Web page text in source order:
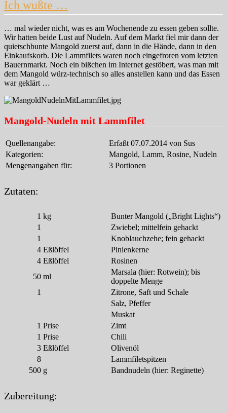
Ich wußte …
… mal wieder nicht, was es am Wochenende zu essen geben sollte.
Wir hatten beide Lust auf Nudeln. Auf dem Markt fiel mir dann der
quietschbunte Mangold zuerst auf, dann in die Hände, dann in den
Einkaufskorb. Die Lammfilets waren noch eingefroren vom letzten
Bauernmarkt. Noch ein bißchen im Internet gestöbert, was man mit
dem Mangold würz-technisch so alles anstellen kann und das Essen
war geklärt …
Mangold-Nudeln mit Lammfilet
Quellenangabe:
Erfaßt 07.07.2014 von Sus
Kategorien:
Mangold, Lamm, Rosine, Nudeln
Mengenangaben für:
3 Portionen
Zutaten:
1 kg
Bunter Mangold („Bright Lights“)
1
Zwiebel; mittelfein gehackt
1
Knoblauchzehe; fein gehackt
4 Eßlöffel
Pinienkerne
4 Eßlöffel
Rosinen
50 ml
Marsala (hier: Rotwein); bis
doppelte Menge
1
Zitrone, Saft und Schale
Salz, Pfeffer
Muskat
1 Prise
Zimt
1 Prise
Chili
3 Eßlöffel
Olivenöl
8
Lammfiletspitzen
500 g Bandnudeln (hier: Reginette)
Zubereitung: